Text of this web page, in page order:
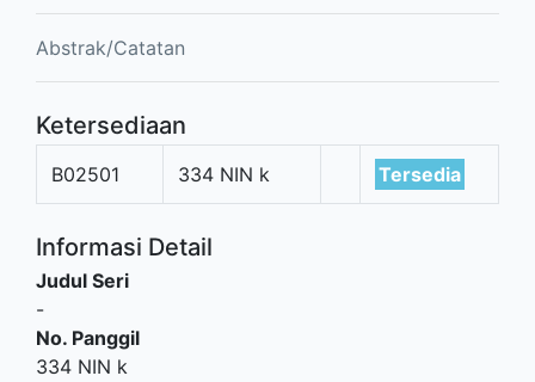
Abstrak/Catatan
Ketersediaan
B02501 334 NIN k Tersedia
Informasi Detail
Judul Seri
-
No. Panggil
334 NIN k